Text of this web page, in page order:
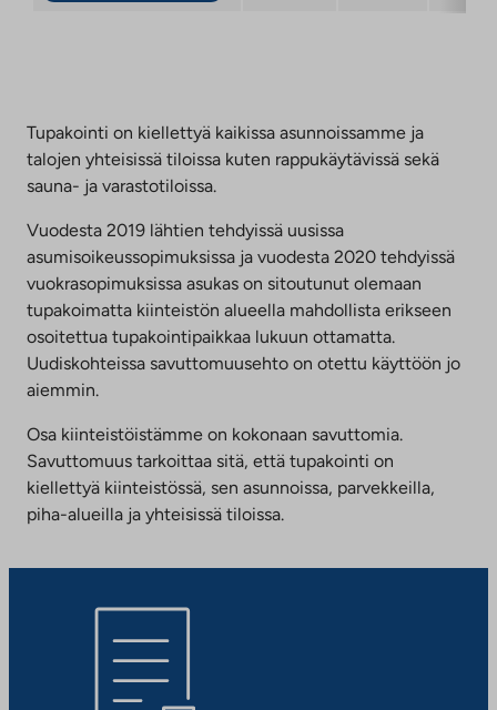
Tupakointi on kiellettyä kaikissa asunnoissamme ja
talojen yhteisissä tiloissa kuten rappukäytävissä sekä
sauna- ja varastotiloissa.
Vuodesta 2019 lähtien tehdyissä uusissa
asumisoikeussopimuksissa ja vuodesta 2020 tehdyissä
vuokrasopimuksissa asukas on sitoutunut olemaan
tupakoimatta kiinteistön alueella mahdollista erikseen
osoitettua tupakointipaikkaa lukuun ottamatta.
Uudiskohteissa savuttomuusehto on otettu käyttöön jo
aiemmin.
Osa kiinteistöistämme on kokonaan savuttomia.
Savuttomuus tarkoittaa sitä, että tupakointi on
kiellettyä kiinteistössä, sen asunnoissa, parvekkeilla,
piha-alueilla ja yhteisissä tiloissa.